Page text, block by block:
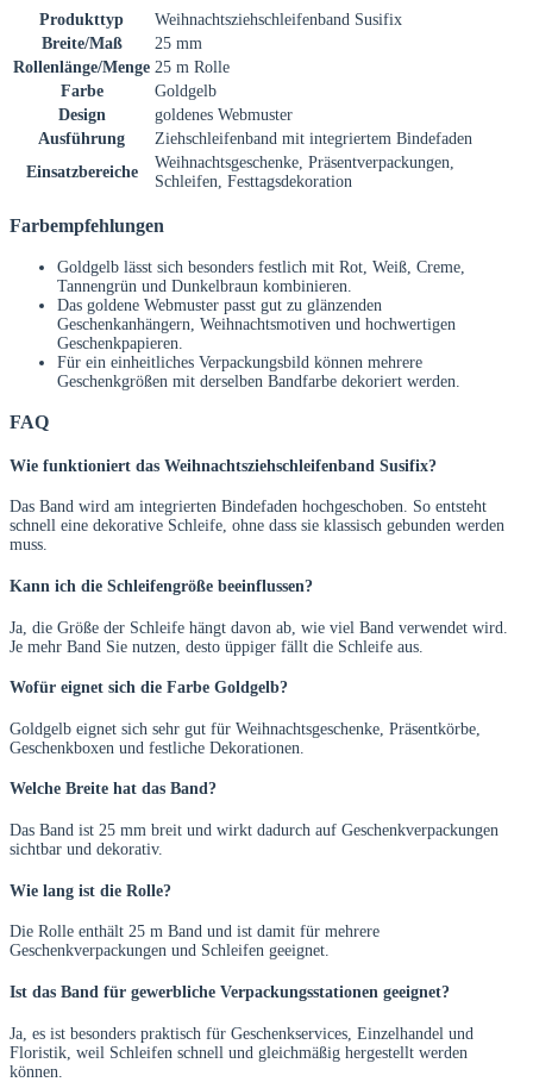
Produkttyp
Weihnachtsziehschleifenband Susifix
Breite/Maß
25 mm
Rollenlänge/Menge 25 m Rolle
Farbe
Goldgelb
Design
goldenes Webmuster
Ausführung
Ziehschleifenband mit integriertem Bindefaden
Einsatzbereiche
Weihnachtsgeschenke, Präsentverpackungen,
Schleifen, Festtagsdekoration
Farbempfehlungen
Goldgelb lässt sich besonders festlich mit Rot, Weiß, Creme,
Tannengrün und Dunkelbraun kombinieren.
Das goldene Webmuster passt gut zu glänzenden
Geschenkanhängern, Weihnachtsmotiven und hochwertigen
Geschenkpapieren.
Für ein einheitliches Verpackungsbild können mehrere
Geschenkgrößen mit derselben Bandfarbe dekoriert werden.
FAQ
Wie funktioniert das Weihnachtsziehschleifenband Susifix?
Das Band wird am integrierten Bindefaden hochgeschoben. So entsteht
schnell eine dekorative Schleife, ohne dass sie klassisch gebunden werden
muss.
Kann ich die Schleifengröße beeinflussen?
Ja, die Größe der Schleife hängt davon ab, wie viel Band verwendet wird.
Je mehr Band Sie nutzen, desto üppiger fällt die Schleife aus.
Wofür eignet sich die Farbe Goldgelb?
Goldgelb eignet sich sehr gut für Weihnachtsgeschenke, Präsentkörbe,
Geschenkboxen und festliche Dekorationen.
Welche Breite hat das Band?
Das Band ist 25 mm breit und wirkt dadurch auf Geschenkverpackungen
sichtbar und dekorativ.
Wie lang ist die Rolle?
Die Rolle enthält 25 m Band und ist damit für mehrere
Geschenkverpackungen und Schleifen geeignet.
Ist das Band für gewerbliche Verpackungsstationen geeignet?
Ja, es ist besonders praktisch für Geschenkservices, Einzelhandel und
Floristik, weil Schleifen schnell und gleichmäßig hergestellt werden
können.